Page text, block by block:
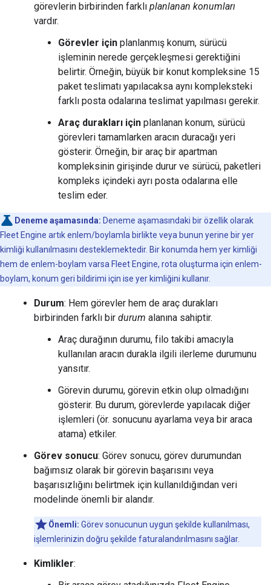
görevlerin birbirinden farklı planlanan konumları
vardır.
Görevler için planlanmış konum, sürücü
işleminin nerede gerçekleşmesi gerektiğini
belirtir. Örneğin, büyük bir konut kompleksine 15
paket teslimatı yapılacaksa aynı kompleksteki
farklı posta odalarına teslimat yapılması gerekir.
Araç durakları için planlanan konum, sürücü
görevleri tamamlarken aracın duracağı yeri
gösterir. Örneğin, bir araç bir apartman
kompleksinin girişinde durur ve sürücü, paketleri
kompleks içindeki ayrı posta odalarına elle
teslim eder.
Deneme aşamasında: Deneme aşamasındaki bir özellik olarak
Fleet Engine artık enlem/boylamla birlikte veya bunun yerine bir yer
kimliği kullanılmasını desteklemektedir. Bir konumda hem yer kimliği
hem de enlem-boylam varsa Fleet Engine, rota oluşturma için enlem-
boylam, konum geri bildirimi için ise yer kimliğini kullanır.
Durum: Hem görevler hem de araç durakları
birbirinden farklı bir durum alanına sahiptir.
Araç durağının durumu, filo takibi amacıyla
kullanılan aracın durakla ilgili ilerleme durumunu
yansıtır.
Görevin durumu, görevin etkin olup olmadığını
gösterir. Bu durum, görevlerde yapılacak diğer
işlemleri (ör. sonucunu ayarlama veya bir araca
atama) etkiler.
Görev sonucu: Görev sonucu, görev durumundan
bağımsız olarak bir görevin başarısını veya
başarısızlığını belirtmek için kullanıldığından veri
modelinde önemli bir alandır.
Önemli: Görev sonucunun uygun şekilde kullanılması,
işlemlerinizin doğru şekilde faturalandırılmasını sağlar.
Kimlikler: